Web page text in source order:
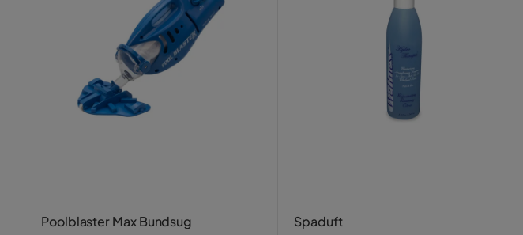
Poolblaster Max Bundsug Spaduft